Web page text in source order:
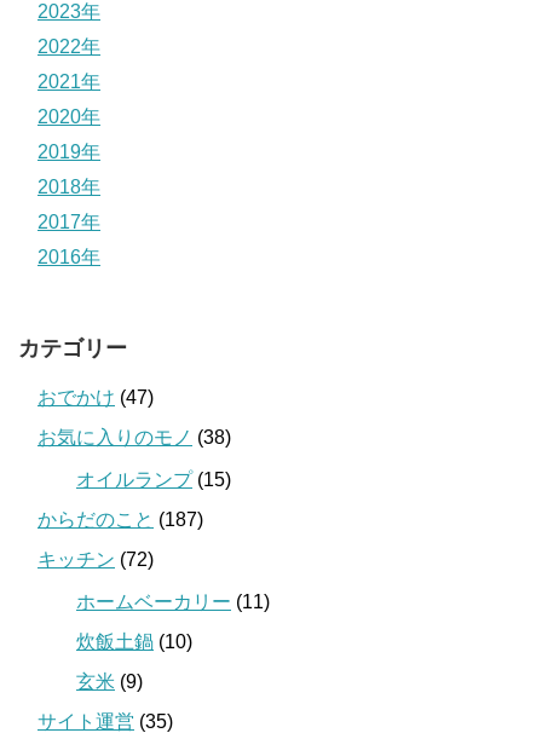
2023年
2022年
2021年
2020年
2019年
2018年
2017年
2016年
カテゴリー
おでかけ (47)
お気に入りのモノ (38)
オイルランプ(15)
からだのこと (187)
キッチン (72)
ホームベーカリー (11)
炊飯土鍋 (10)
玄米 (9)
サイト運営 (35)